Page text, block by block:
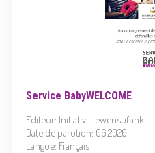
Service BabyWELCOME
Editeur: Initiativ Liewensufank
Date de parution: 06.2026
Langue: Français